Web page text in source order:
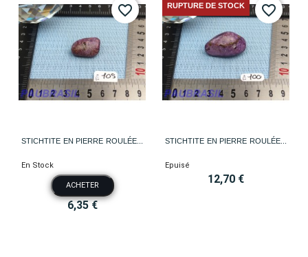
STICHTITE EN PIERRE ROULÉE...
En Stock
ACHETER
6,35 €
favorite_border
STICHTITE EN PIERRE ROULÉE...
Epuisé
12,70 €
RUPTURE DE STOCK favorite_border